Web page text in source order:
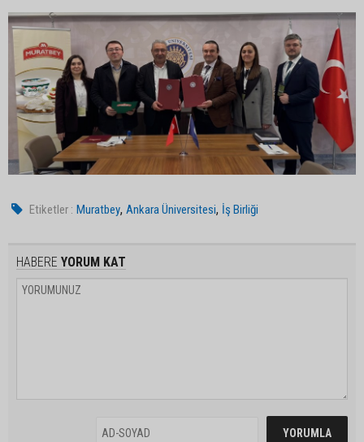
Etiketler : Muratbey,Ankara Üniversitesi, İş Birliği
HABERE YORUM KAT